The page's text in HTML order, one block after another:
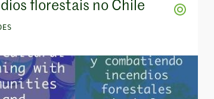
florestais no Chile